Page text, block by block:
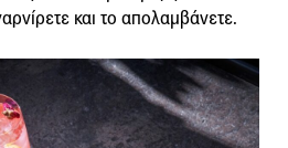
και το απολαμβάνετε.